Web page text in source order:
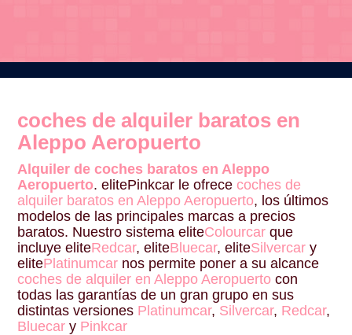
coches de alquiler baratos en
Aleppo Aeropuerto
Alquiler de coches baratos en Aleppo
Aeropuerto. elitePinkcar le ofrececoches de
alquiler baratos en Aleppo Aeropuerto, los últimos
modelos de las principales marcas a precios
baratos. Nuestro sistema eliteColourcar que
incluye eliteRedcar, eliteBluecar, eliteSilvercar y
elitePlatinumcar nos permite poner a su alcance
coches de alquiler en Aleppo Aeropuerto con
todas las garantías de un gran grupo en sus
distintas versiones Platinumcar, Silvercar, Redcar,
Bluecar y Pinkcar